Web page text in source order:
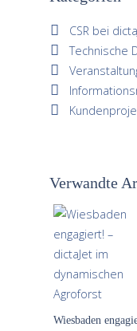
CSR bei
Technische
Verwandte
Wiesbaden